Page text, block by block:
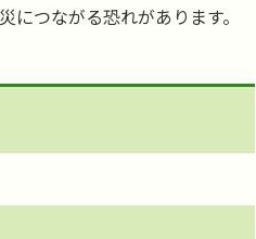
つながる恐れがあります。